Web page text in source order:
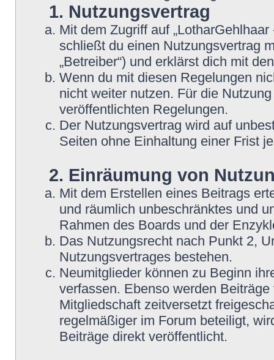
1. Nutzungsvertrag
Mit dem Zugriff auf
schließt du einen Nutzungsvertrag
„Betreiber“) und erklärst dich mit
Wenn du mit diesen Regelungen
nicht weiter nutzen. Für die
veröffentlichten Regelungen.
Der Nutzungsvertrag wird auf
Seiten ohne Einhaltung einer Frist
2. Einräumung von
Mit dem Erstellen eines Beitrags
und räumlich unbeschränktes und
Rahmen des Boards und der
Das Nutzungsrecht nach Punkt 2,
Nutzungsvertrages bestehen.
Neumitglieder können zu Beginn
verfassen. Ebenso werden
Mitgliedschaft zeitversetzt
regelmäßiger im Forum beteiligt,
Beiträge direkt veröffentlicht.